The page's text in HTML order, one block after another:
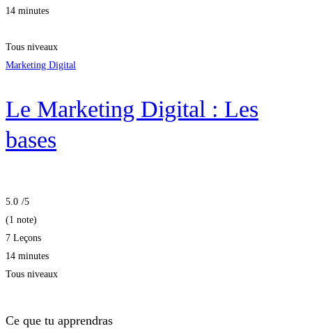
14 minutes
Tous niveaux
Marketing Digital
Le Marketing Digital : Les
bases
5.0 /5
(1 note)
7 Leçons
14 minutes
Tous niveaux
Ce que tu apprendras